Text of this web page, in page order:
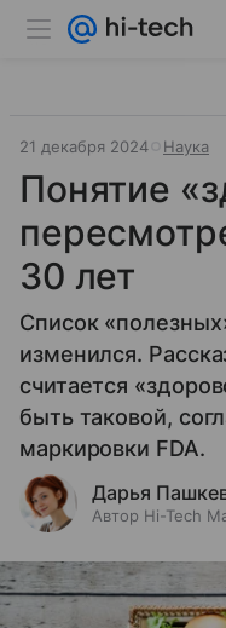
21 декабря 2024 Наука
Понятие
30 лет
Список
изменился.
считается
быть таковой,
маркировки FDA.
Дарья
Автор Hi-Tech